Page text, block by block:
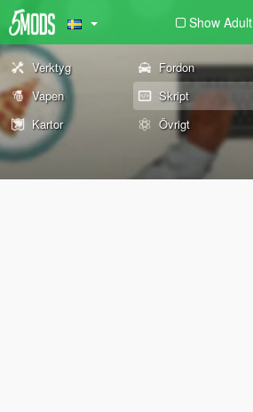
Show Adult
Verktyg Fordon
Vapen
Skript
Kartor
Övrigt